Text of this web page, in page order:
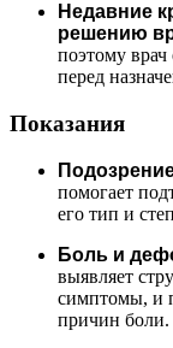
Недавние
решению
поэтому
перед
Показания
помогает
его тип и
Боль и
выявляет
симптомы, и
причин боли.